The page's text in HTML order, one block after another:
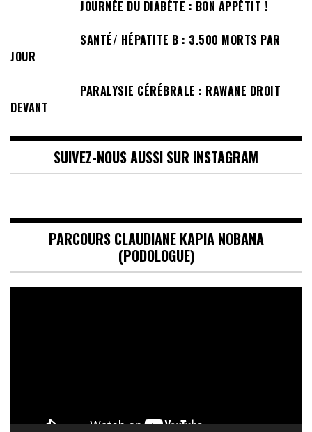
JOURNÉE DU DIABÈTE : BON APPÉTIT !
SANTÉ/ HÉPATITE B : 3.500 MORTS PAR
JOUR
PARALYSIE CÉRÉBRALE : RAWANE DROIT
DEVANT
SUIVEZ-NOUS AUSSI SUR INSTAGRAM
PARCOURS CLAUDIANE KAPIA NOBANA
(PODOLOGUE)